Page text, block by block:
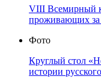
VIII Всемирный
проживающих
Фото
Круглый стол
истории